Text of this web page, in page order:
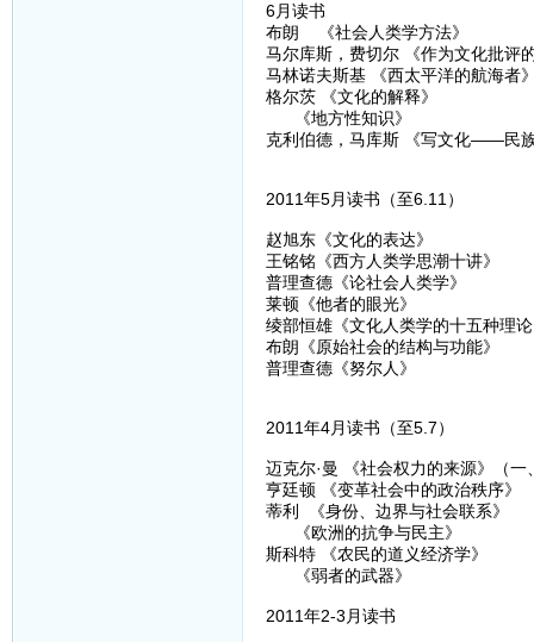
6月读书
布朗 《社会人类学方法》
马尔库斯，费切尔 《作为文化批
马林诺夫斯基 《西太平洋的航海者
格尔茨 《文化的解释》
《地方性知识》
克利伯德，马库斯 《写文化——民
2011年5月读书（至6.11）
赵旭东《文化的表达》
王铭铭《西方人类学思潮十讲》
普理查德《论社会人类学》
莱顿《他者的眼光》
绫部恒雄《文化人类学的十五种理
布朗《原始社会的结构与功能》
普理查德《努尔人》
2011年4月读书（至5.7）
迈克尔·曼 《社会权力的来源》（一
亨廷顿 《变革社会中的政治秩序》
蒂利 《身份、边界与社会联系》
《欧洲的抗争与民主》
斯科特 《农民的道义经济学》
《弱者的武器》
2011年2-3月读书